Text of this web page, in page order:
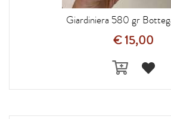
Giardiniera 580 gr
€ 15,00